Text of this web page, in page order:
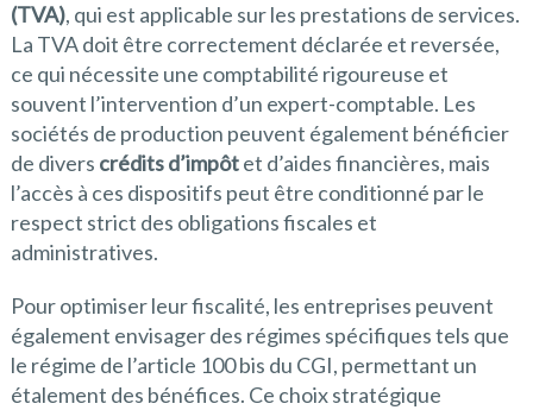
(TVA), qui est applicable sur les prestations de services.
La TVA doit être correctement déclarée et reversée,
ce qui nécessite une comptabilité rigoureuse et
souvent l’intervention d’un expert-comptable. Les
sociétés de production peuvent également bénéficier
de divers crédits d’impôtet d’aides financières, mais
l’accès à ces dispositifs peut être conditionné par le
respect strict des obligations fiscales et
administratives.
Pour optimiser leur fiscalité, les entreprises peuvent
également envisager des régimes spécifiques tels que
le régime de l’article 100 bis du CGI, permettant un
étalement des bénéfices. Ce choix stratégique